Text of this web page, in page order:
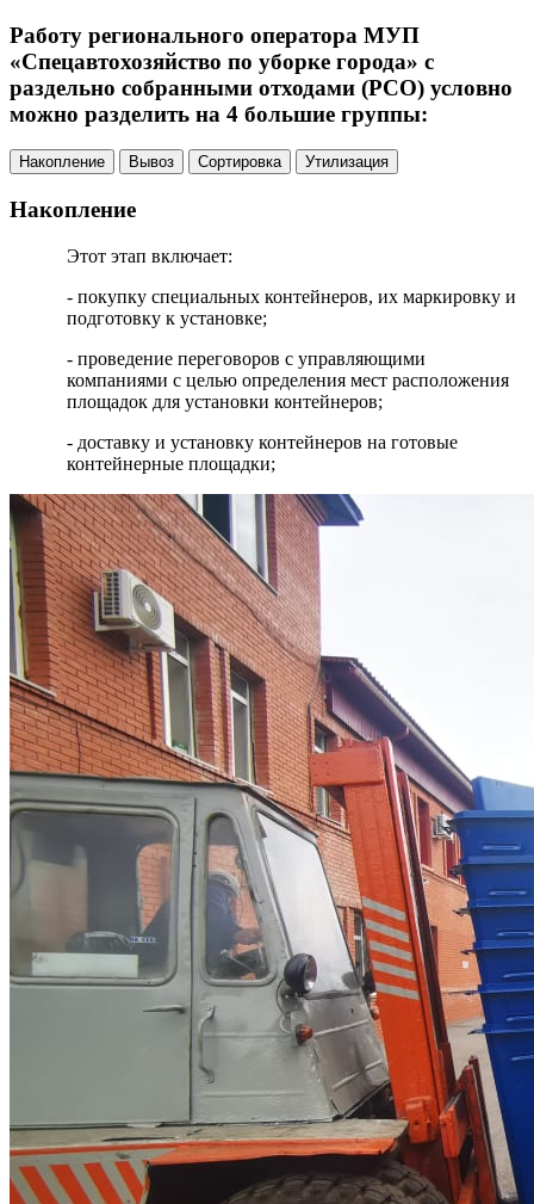
Работу регионального оператора МУП
«Спецавтохозяйство по уборке города» с
раздельно собранными отходами (РСО) условно
можно разделить на 4 большие группы:
Накопление Вывоз Сортировка Утилизация
Накопление
Этот этап включает:
- покупку специальных контейнеров, их маркировку и
подготовку к установке;
- проведение переговоров с управляющими
компаниями с целью определения мест расположения
площадок для установки контейнеров;
- доставку и установку контейнеров на готовые
контейнерные площадки;